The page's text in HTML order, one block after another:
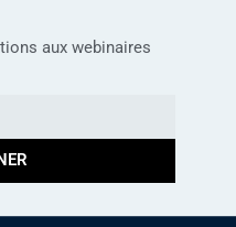
aux webinaires